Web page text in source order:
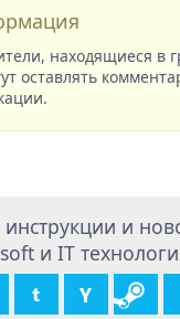
находящиеся в
оставлять
и
и IT